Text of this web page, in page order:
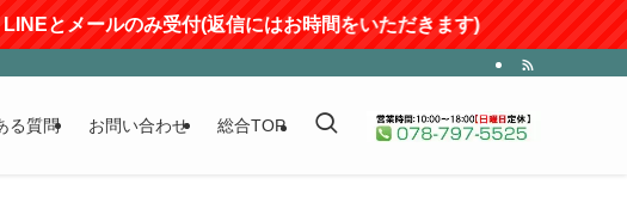
付(返信にはお時間をいただきます)
る質問 お問い合わせ 総合TOP